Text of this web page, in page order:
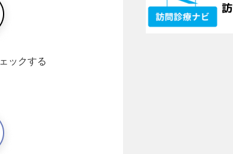
ックする